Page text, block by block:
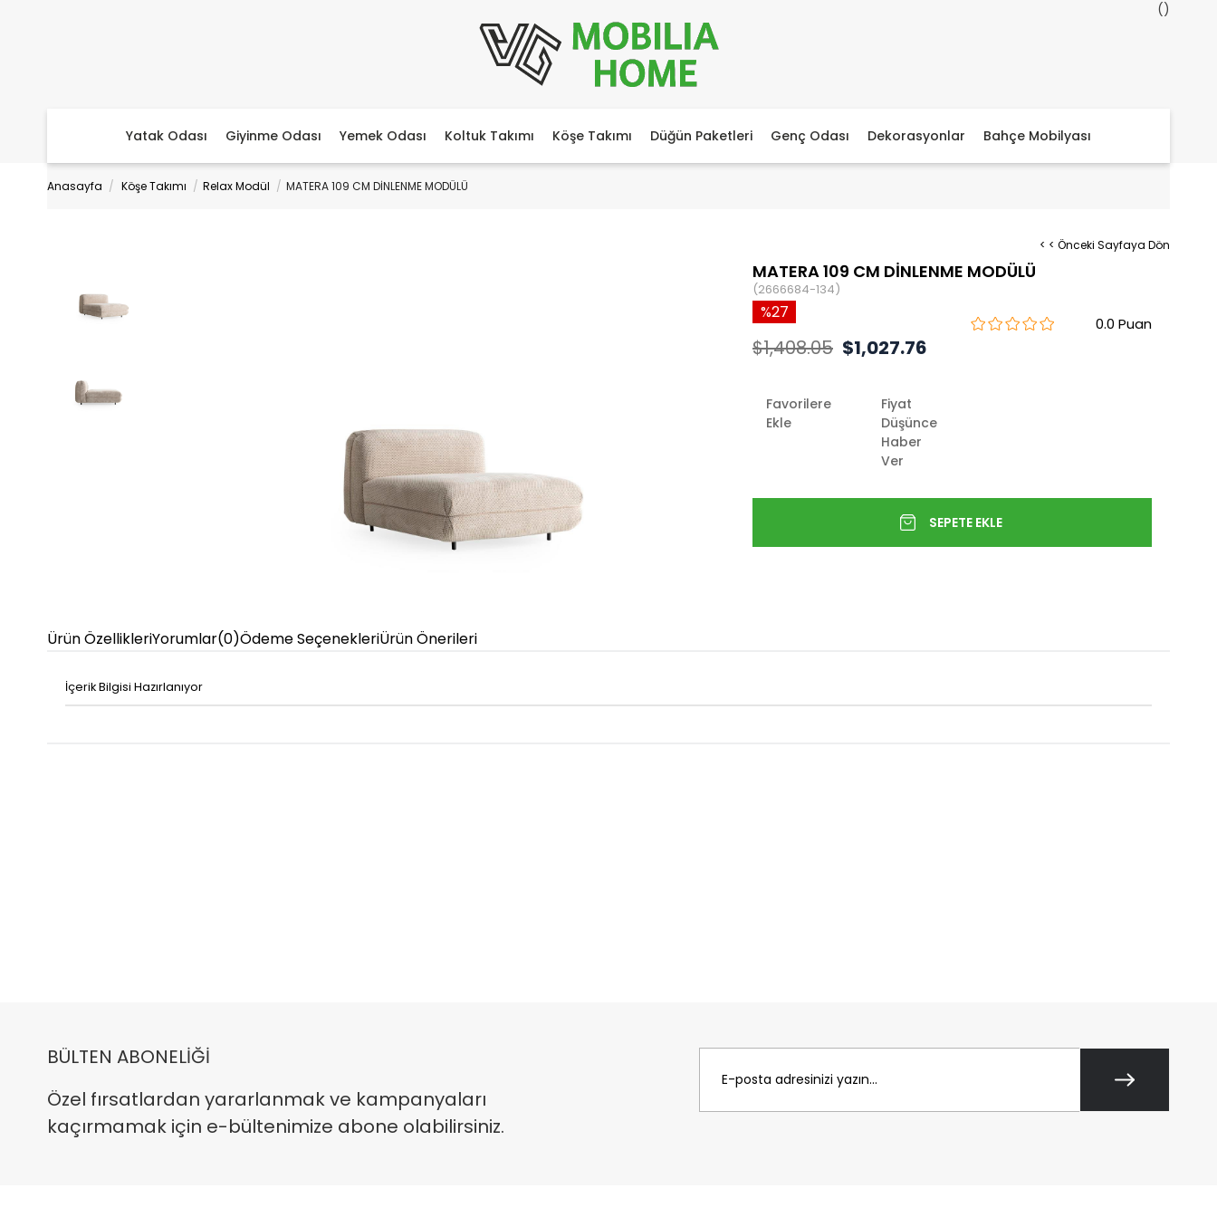
Yatak Odası Giyinme Odası Yemek Odası Koltuk Takımı Köşe Takımı Düğün Paketleri Genç Odası Dekorasyonlar Bahçe Mobilyası
Anasayfa Köşe Takımı Relax Modül MATERA 109 CM DİNLENME MODÜLÜ
< < Önceki Sayfaya Dön
MATERA 109 CM DİNLENME MODÜLÜ
(2666684-134)
0.0
27
$1,408.05 $1,027.76
Favorilere
Ekle
Fiyat
Düşünce
Haber
Ver
Ürün ÖzellikleriYorumlar(0)Ödeme SeçenekleriÜrün Önerileri
İçerik Bilgisi Hazırlanıyor
BÜLTEN ABONELİĞİ
Özel fırsatlardan yararlanmak ve kampanyaları
kaçırmamak için e-bültenimize abone olabilirsiniz.